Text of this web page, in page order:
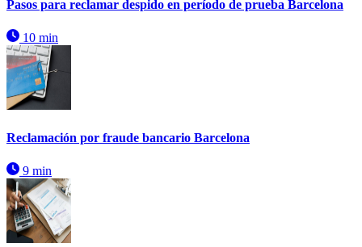
Pasos para reclamar despido en período de prueba Barcelona
10 min
Reclamación por fraude bancario Barcelona
9 min